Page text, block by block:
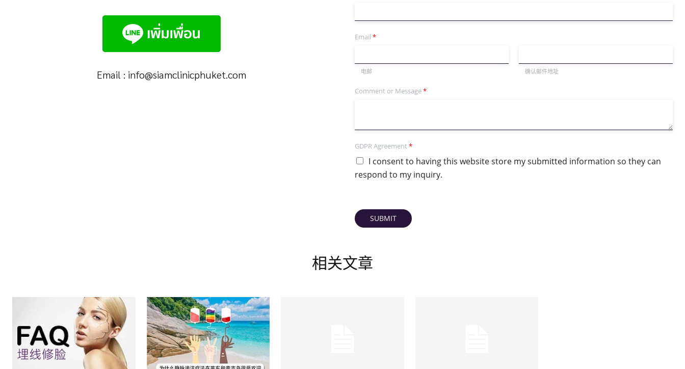
Email : info@siamclinicphuket.com
Email *
电邮 确认邮件地址
Comment or Message*
GDPR Agreement *
I consent to having this website store my submitted information so they can
respond to my inquiry.
SUBMIT
相关文章